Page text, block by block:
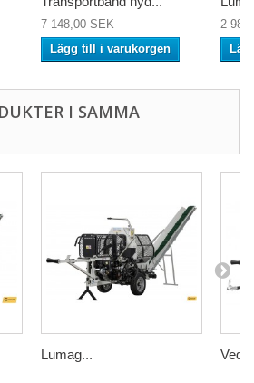
7 148,00 SEK
Lägg till i varukorgen
2
I SAMMA
Lumag...